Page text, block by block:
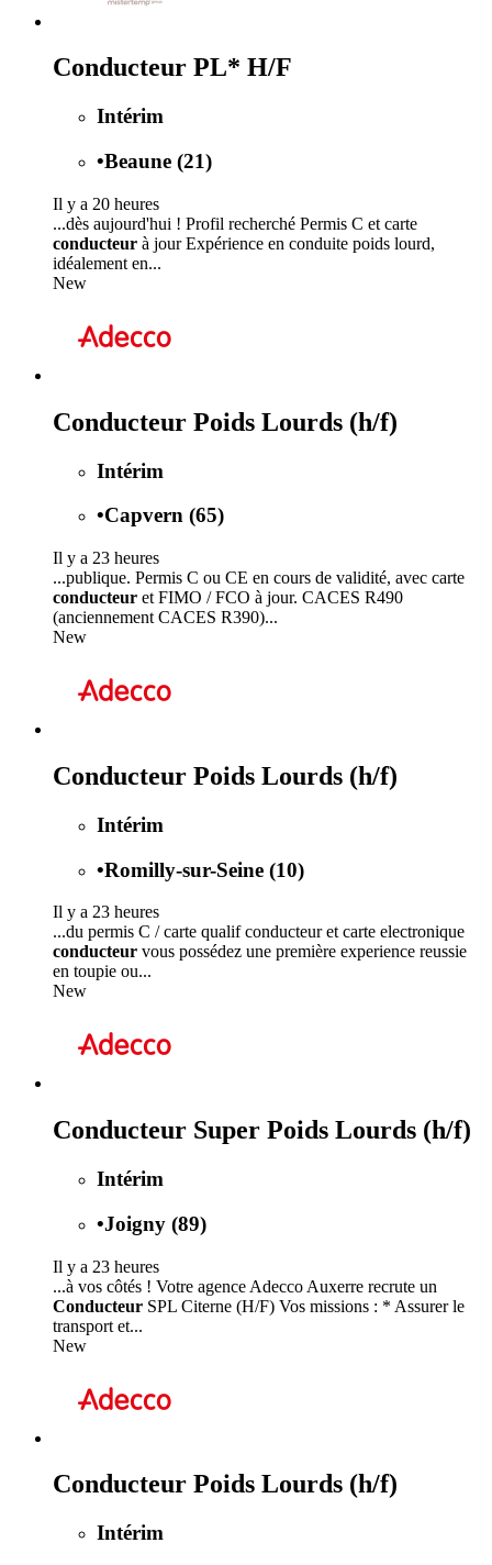
Conducteur PL* H/F
Intérim
•Beaune (21)
Il y a 20 heures
...dès aujourd'hui ! Profil recherché Permis C et carte
conducteur à jour Expérience en conduite poids lourd,
idéalement en...
New
Conducteur Poids Lourds (h/f)
Intérim
•Capvern (65)
Il y a 23 heures
...publique. Permis C ou CE en cours de validité, avec carte
conducteur et FIMO / FCO à jour. CACES R490
(anciennement CACES R390)...
New
Conducteur Poids Lourds (h/f)
Intérim
•Romilly-sur-Seine (10)
Il y a 23 heures
...du permis C / carte qualif conducteur et carte electronique
conducteur vous possédez une première experience reussie
en toupie ou...
New
Conducteur Super Poids Lourds (h/f)
Intérim
•Joigny (89)
Il y a 23 heures
...à vos côtés ! Votre agence Adecco Auxerre recrute un
Conducteur SPL Citerne (H/F) Vos missions : * Assurer le
transport et...
New
Conducteur Poids Lourds (h/f)
Intérim